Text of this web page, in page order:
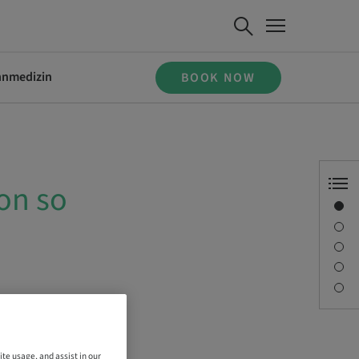
BOOK NOW
so
usage, and assist in our